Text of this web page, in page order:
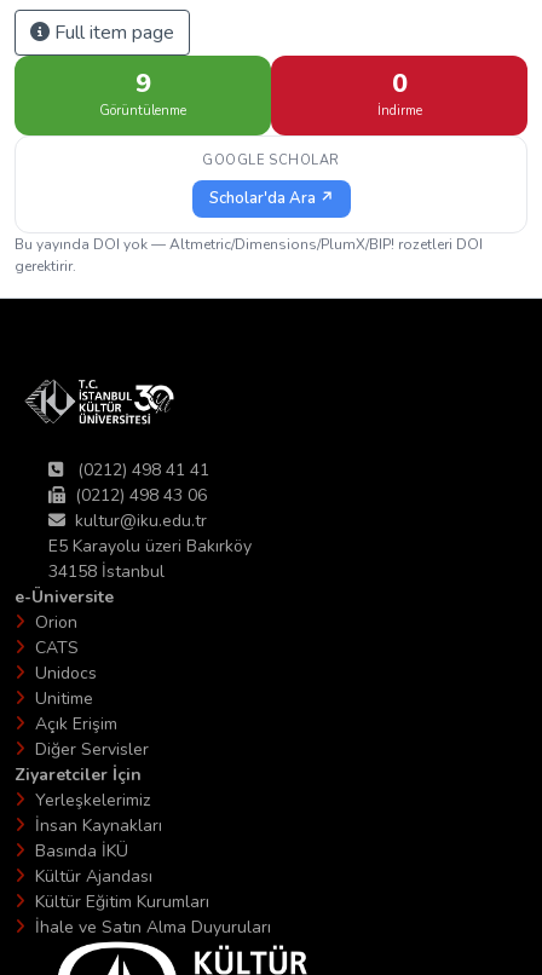
Full item page
9
Görüntülenme
0
İndirme
GOOGLE SCHOLAR
Scholar'da Ara ↗
Bu yayında DOI yok — Altmetric/Dimensions/PlumX/BIP! rozetleri DOI
gerektirir.
(0212) 498 41 41
(0212) 498 43 06
kultur@iku.edu.tr
E5 Karayolu üzeri Bakırköy
34158 İstanbul
e-Üniversite
Orion
CATS
Unidocs
Unitime
Açık Erişim
Diğer Servisler
Ziyaretciler İçin
Yerleşkelerimiz
İnsan Kaynakları
Basında İKÜ
Kültür Ajandası
Kültür Eğitim Kurumları
İhale ve Satın Alma Duyuruları